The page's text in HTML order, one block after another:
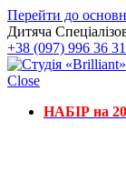
Перейти до
Дитяча
+38 (097) 996 36 31
Close
НАБІР на